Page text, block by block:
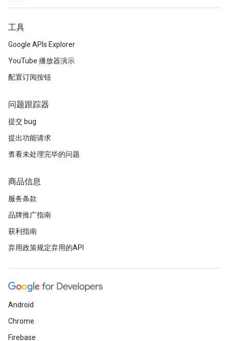
工具
Google APIs Explorer
YouTube 播放器演示
配置订阅按钮
问题跟踪器
提交 bug
提出功能请求
查看未处理完毕的问题
商品信息
服务条款
品牌推广指南
获利指南
弃用政策规定弃用的API
Android
Chrome
Firebase